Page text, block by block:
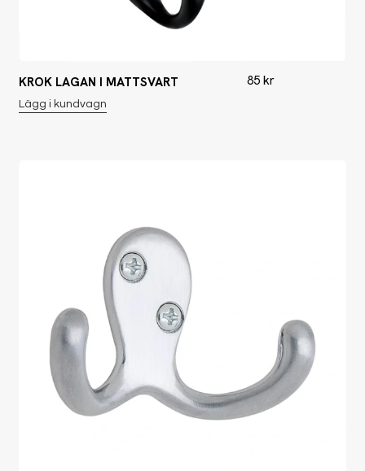
KROK LAGAN I MATTSVART
Lägg i kundvagn
85 kr